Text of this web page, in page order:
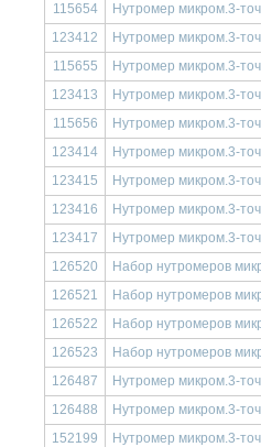
115654
Нутромер микром.3-
123412
Нутромер микром.3-
115655
Нутромер микром.3-
123413
Нутромер микром.3-
115656
Нутромер микром.3-
123414
Нутромер микром.3-
123415
Нутромер микром.3-
123416
Нутромер микром.3-
123417
Нутромер микром.3-
126520
Набор нутромеров
126521
Набор нутромеров
126522
Набор нутромеров
126523
Набор нутромеров
126487
Нутромер микром.3-
126488
Нутромер микром.3-
152199
Нутромер микром.3-